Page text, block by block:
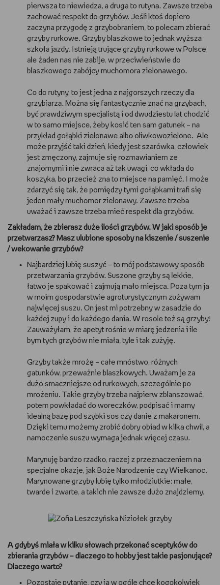
pierwsza to niewiedza, a druga to rutyna. Zawsze trzeba
zachować respekt do grzybów. Jeśli ktoś dopiero
zaczyna przygodę z grzybobraniem, to polecam zbierać
grzyby rurkowe. Grzyby blaszkowe to jednak wyższa
szkoła jazdy. Istnieją trujące grzyby rurkowe w Polsce,
ale żaden nas nie zabije, w przeciwieństwie do
blaszkowego zabójcy muchomora zielonawego.
Co do rutyny, to jest jedna z najgorszych rzeczy dla
grzybiarza. Można się fantastycznie znać na grzybach,
być prawdziwym specjalistą i od dwudziestu lat chodzić
w to samo miejsce, żeby kosić ten sam gatunek – na
przykład gołąbki zielonawe albo oliwkowozielone. Ale
może przyjść taki dzień, kiedy jest szarówka, człowiek
jest zmęczony, zajmuje się rozmawianiem ze
znajomymi i nie zwraca aż tak uwagi, co wkłada do
koszyka, bo przecież zna to miejsce na pamięć. I może
zdarzyć się tak, że pomiędzy tymi gołąbkami trafi się
jeden mały muchomor zielonawy. Zawsze trzeba
uważać i zawsze trzeba mieć respekt dla grzybów.
Zakładam, że zbierasz duże ilości grzybów. W jaki sposób je
przetwarzasz? Masz ulubione sposoby na kiszenie / suszenie
/ wekowanie grzybów?
Najbardziej lubię suszyć – to mój podstawowy sposób
przetwarzania grzybów. Suszone grzyby są lekkie,
łatwo je spakować i zajmują mało miejsca. Poza tym ja
w moim gospodarstwie agroturystycznym zużywam
najwięcej suszu. On jest mi potrzebny w zasadzie do
każdej zupy i do każdego dania. W rosole też są grzyby!
Zauważyłam, że apetyt rośnie w miarę jedzenia i ile
bym tych grzybów nie miała, tyle i tak zużyję.
Grzyby także mrożę – całe mnóstwo, różnych
gatunków, przeważnie blaszkowych. Uważam je za
dużo smaczniejsze od rurkowych, szczególnie po
mrożeniu. Takie grzyby trzeba najpierw zblanszować,
potem powkładać do woreczków, podpisać i mamy
idealną bazę pod szybki sos czy danie z makaronem.
Dzięki temu możemy zrobić dobry obiad w kilka chwil, a
namoczenie suszu wymaga jednak więcej czasu.
Marynuję bardzo rzadko, raczej z przeznaczeniem na
specjalne okazje, jak Boże Narodzenie czy Wielkanoc.
Marynowane grzyby lubię tylko młodziutkie: małe,
twarde i zwarte, a takich nie zawsze dużo znajdziemy.
A gdybyś miała w kilku słowach przekonać sceptyków do
zbierania grzybów – dlaczego to hobby jest takie pasjonujące?
Dlaczego warto?
Pozostaje pytanie, czy ja w ogóle chcę kogokolwiek